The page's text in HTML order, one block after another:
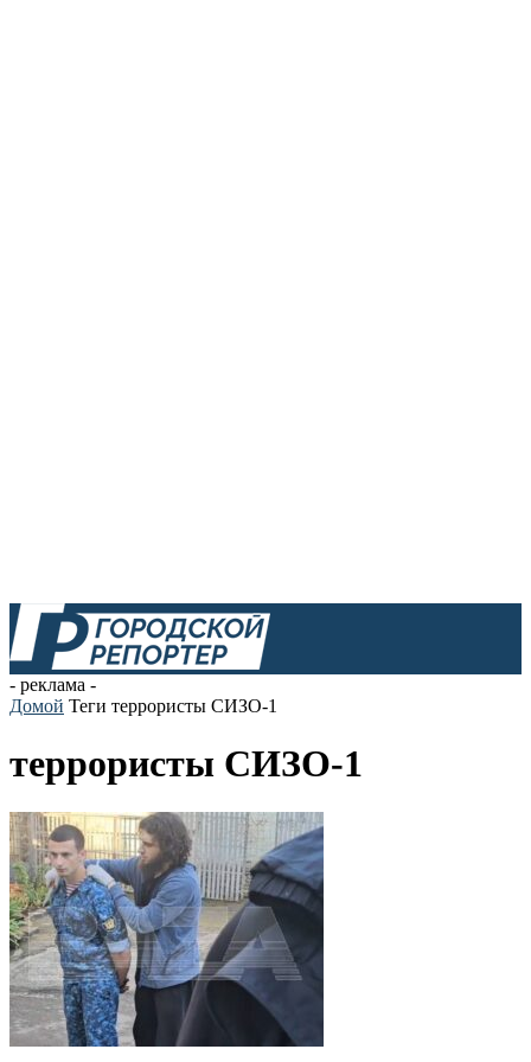
- реклама -
Домой Теги террористы СИЗО-1
террористы СИЗО-1